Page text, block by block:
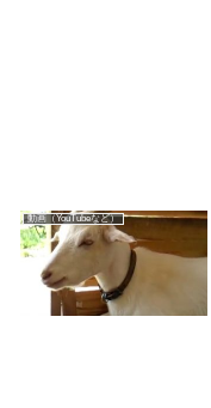
動画（YouTubeなど）